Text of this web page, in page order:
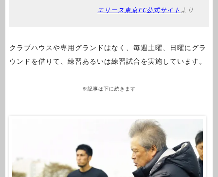
エリース東京FC公式サイト より
クラブハウスや専用グランドはなく、毎週土曜、日曜にグラ
ウンドを借りて、練習あるいは練習試合を実施しています。
※記事は下に続きます